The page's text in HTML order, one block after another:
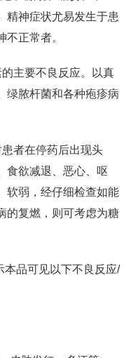
精神症状尤易发生于患
正常者。
主要不良反应。以真
绿脓杆菌和各种疱疹病
者在停药后出现头
食欲减退、恶心、呕
软弱，经仔细检查如能
的复燃，则可考虑为糖
本品可见以下不良反应/